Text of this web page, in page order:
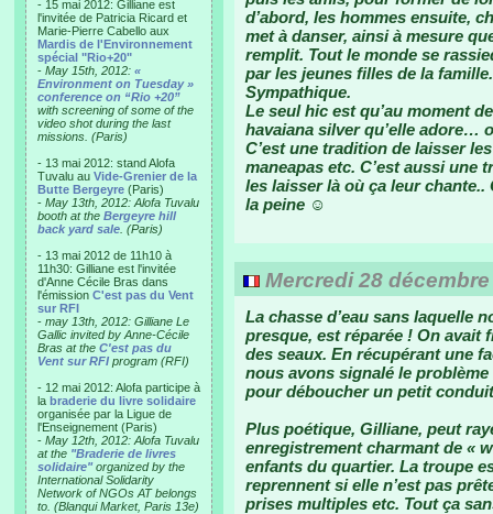
- 15 mai 2012: Gilliane est
l'invitée de Patricia Ricard et
Marie-Pierre Cabello aux
Mardis de l'Environnement
spécial "Rio+20"
- May 15th, 2012: «
Environment on Tuesday »
conference on “Rio +20”
with screening of some of the
video shot during the last
missions. (Paris)
- 13 mai 2012: stand Alofa
Tuvalu au Vide-Grenier de la
Butte Bergeyre (Paris)
- May 13th, 2012: Alofa Tuvalu
booth at the Bergeyre hill
back yard sale . (Paris)
- 13 mai 2012 de 11h10 à
11h30: Gilliane est l'invitée
d'Anne Cécile Bras dans
l'émission C'est pas du Vent
sur RFI
- may 13th, 2012: Gilliane Le
Gallic invited by Anne-Cécile
Bras at the C'est pas du
Vent sur RFI program (RFI)
- 12 mai 2012: Alofa participe à
la braderie du livre solidaire
organisée par la Ligue de
l'Enseignement (Paris)
- May 12th, 2012: Alofa Tuvalu
at the "Braderie de livres
solidaire"organized by the
International Solidarity
Network of NGOs AT belongs
to. (Blanqui Market, Paris 13e)
d’abord, les hommes ensuite,
met à danser, ainsi à mesure
remplit. Tout le monde se
par les jeunes filles de la
Sympathique.
Le seul hic est qu’au moment
havaiana silver qu’elle adore…
C’est une tradition de laisser
maneapas etc. C’est aussi une
les laisser là où ça leur
la peine ☺
Mercredi 28 décembre
La chasse d’eau sans laquelle
presque, est réparée ! On avait
des seaux. En récupérant une
nous avons signalé le
pour déboucher un petit
Plus poétique, Gilliane, peut
enregistrement charmant de «
enfants du quartier. La troupe
reprennent si elle n’est pas
prises multiples etc. Tout ça